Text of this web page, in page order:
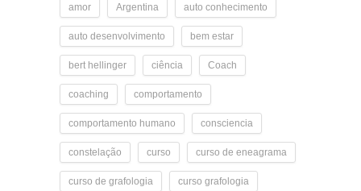
amor Argentina auto conhecimento
auto desenvolvimento bem estar
bert hellinger ciência Coach
coaching comportamento
comportamento humano consciencia
constelação curso curso de eneagrama
curso de grafologia curso grafologia